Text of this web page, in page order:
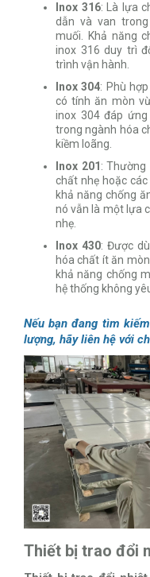
Inox 316: Là lựa
dẫn và van
muối. Khả năng
inox 316 duy trì
trình vận hành.
Inox 304: Phù
có tính ăn mòn
inox 304 đáp
trong ngành hóa
kiềm loãng.
Inox 201 :
chất nhẹ hoặc
khả năng chống
nó vẫn là một lựa
nhẹ.
Inox 430: Được
hóa chất ít ăn
khả năng chống
hệ thống không
Nếu bạn đang tìm
lượng, hãy liên hệ với
Thiết bị trao đổi